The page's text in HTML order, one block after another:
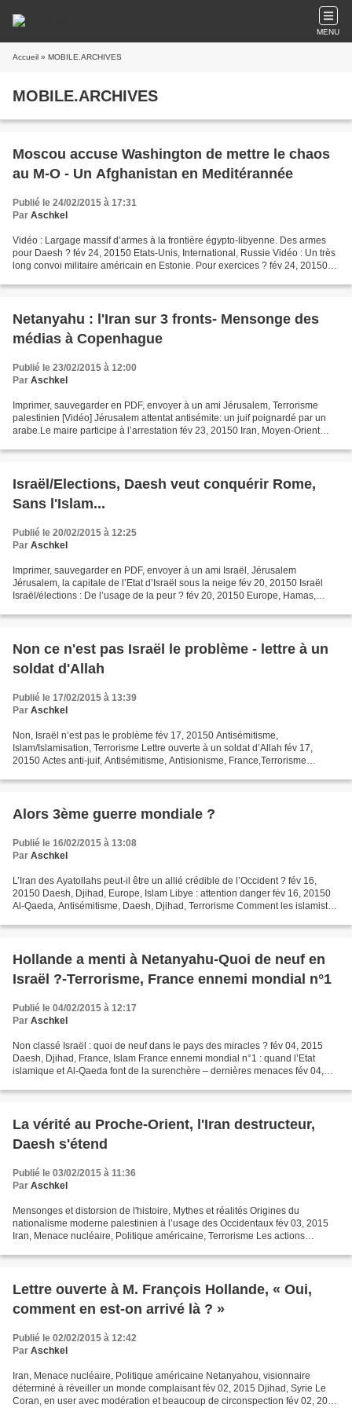
MENU
Accueil » MOBILE.ARCHIVES
MOBILE.ARCHIVES
Moscou accuse Washington de mettre le chaos
au M-O - Un Afghanistan en Meditérannée
Publié le 24/02/2015 à 17:31
Par Aschkel
Vidéo : Largage massif d’armes à la frontière égypto-libyenne. Des armes
pour Daesh ? fév 24, 20150 Etats-Unis, International, Russie Vidéo : Un très
long convoi militaire américain en Estonie. Pour exercices ? fév 24, 20150
Netanyahu : l'Iran sur 3 fronts- Mensonge des
médias à Copenhague
Publié le 23/02/2015 à 12:00
Par Aschkel
Imprimer, sauvegarder en PDF, envoyer à un ami Jérusalem, Terrorisme
palestinien [Vidéo] Jérusalem attentat antisémite: un juif poignardé par un
arabe.Le maire participe à l’arrestation fév 23, 20150 Iran, Moyen-Orient
Israël/Elections, Daesh veut conquérir Rome,
Sans l'Islam...
Publié le 20/02/2015 à 12:25
Par Aschkel
Imprimer, sauvegarder en PDF, envoyer à un ami Israël, Jérusalem
Jérusalem, la capitale de l’Etat d’Israël sous la neige fév 20, 20150 Israël
Israël/élections : De l’usage de la peur ? fév 20, 20150 Europe, Hamas,
Non ce n'est pas Israël le problème - lettre à un
soldat d'Allah
Publié le 17/02/2015 à 13:39
Par Aschkel
Non, Israël n’est pas le problème fév 17, 20150 Antisémitisme,
Islam/Islamisation, Terrorisme Lettre ouverte à un soldat d’Allah fév 17,
20150 Actes anti-juif, Antisémitisme, Antisionisme, France,Terrorisme
Alors 3ème guerre mondiale ?
Publié le 16/02/2015 à 13:08
Par Aschkel
L’Iran des Ayatollahs peut-il être un allié crédible de l’Occident ? fév 16,
20150 Daesh, Djihad, Europe, Islam Libye : attention danger fév 16, 20150
Al-Qaeda, Antisémitisme, Daesh, Djihad, Terrorisme Comment les islamistes
Hollande a menti à Netanyahu-Quoi de neuf en
Israël ?-Terrorisme, France ennemi mondial n°1
Publié le 04/02/2015 à 12:17
Par Aschkel
Non classé Israël : quoi de neuf dans le pays des miracles ? fév 04, 2015
Daesh, Djihad, France, Islam France ennemi mondial n°1 : quand l’Etat
islamique et Al-Qaeda font de la surenchère – dernières menaces fév 04,
La vérité au Proche-Orient, l'Iran destructeur,
Daesh s'étend
Publié le 03/02/2015 à 11:36
Par Aschkel
Mensonges et distorsion de l'histoire, Mythes et réalités Origines du
nationalisme moderne palestinien à l’usage des Occidentaux fév 03, 2015
Iran, Menace nucléaire, Politique américaine, Terrorisme Les actions
Lettre ouverte à M. François Hollande, « Oui,
comment en est-on arrivé là ? »
Publié le 02/02/2015 à 12:42
Par Aschkel
Iran, Menace nucléaire, Politique américaine Netanyahou, visionnaire
déterminé à réveiller un monde complaisant fév 02, 2015 Djihad, Syrie Le
Coran, en user avec modération et beaucoup de circonspection fév 02, 2015